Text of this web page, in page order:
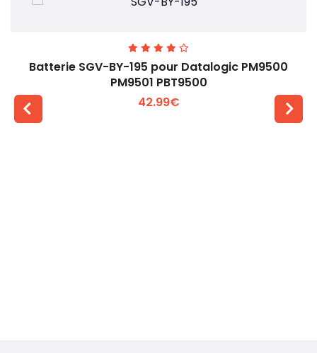
Batterie SGV-BY-195 pour Datalogic PM9500
PM9501 PBT9500
42.99€